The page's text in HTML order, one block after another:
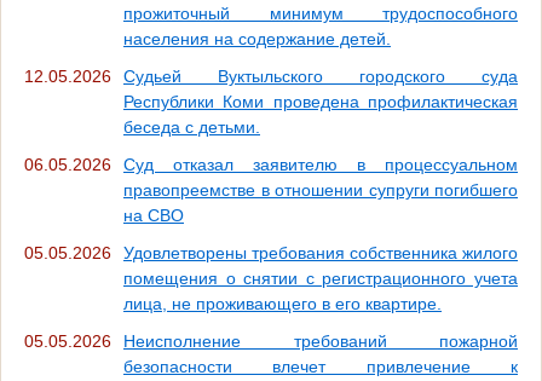
прожиточный минимум трудоспособного
населения на содержание детей.
12.05.2026
Судьей Вуктыльского городского суда
Республики Коми проведена профилактическая
беседа с детьми.
06.05.2026
Суд отказал заявителю в процессуальном
правопреемстве в отношении супруги погибшего
на СВО
05.05.2026
Удовлетворены требования собственника жилого
помещения о снятии с регистрационного учета
лица, не проживающего в его квартире.
05.05.2026
Неисполнение требований пожарной
безопасности влечет привлечение к